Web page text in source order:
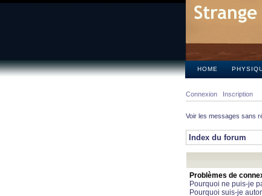
HOME
Connexion Inscription
Voir les messages sans
Index du forum
Problèmes de
Pourquoi ne puis-je
Pourquoi suis-je